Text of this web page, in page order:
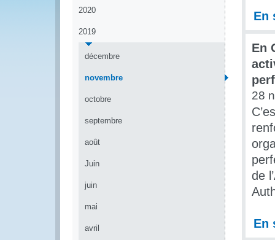
2020
2019
décembre
novembre
octobre
septembre
août
Juin
juin
mai
avril
En
En
28
de
En